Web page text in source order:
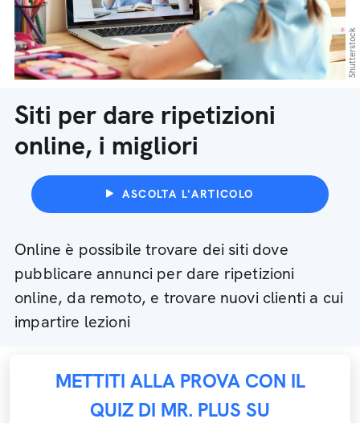
Siti per dare ripetizioni
online, i migliori
ASCOLTA L'ARTICOLO
Online è possibile trovare dei siti dove
pubblicare annunci per dare ripetizioni
online, da remoto, e trovare nuovi clienti a cui
impartire lezioni
Shutterstock
METTITI ALLA PROVA CON IL
QUIZ DI MR. PLUS SU